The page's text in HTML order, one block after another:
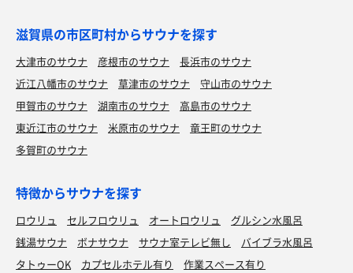
滋賀県の市区町村からサウナを探す
大津市のサウナ 彦根市のサウナ
長浜市のサウナ
近江八幡市のサウナ
草津市のサウナ
守山市のサウナ
甲賀市のサウナ
湖南市のサウナ
高島市のサウナ
東近江市のサウナ
米原市のサウナ
竜王町のサウナ
多賀町のサウナ
特徴からサウナを探す
ロウリュ セルフロウリュ オートロウリュ
グルシン水風呂
銭湯サウナ
ボナサウナ サウナ室テレビ無し
バイブラ水風呂
タトゥーOK
カプセルホテル有り
作業スペース有り